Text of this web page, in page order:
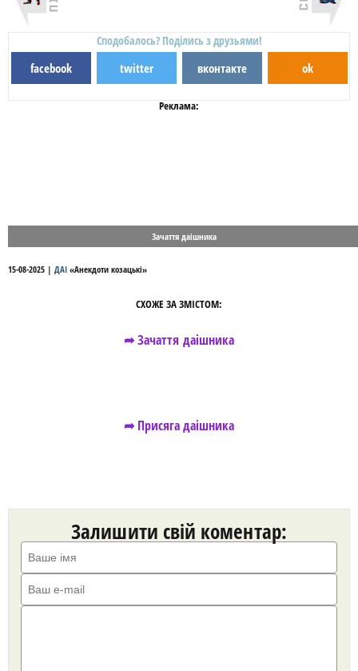
Сподобалось? Поділись з друзьями!
facebook twitter вконтакте ok
Реклама:
Зачаття даішника
15-08-2025 | ДАІ «Анекдоти козацькі»
СХОЖЕ ЗА ЗМІСТОМ:
➦ Зачаття даішника
➦ Присяга даішника
Залишити свій коментар: